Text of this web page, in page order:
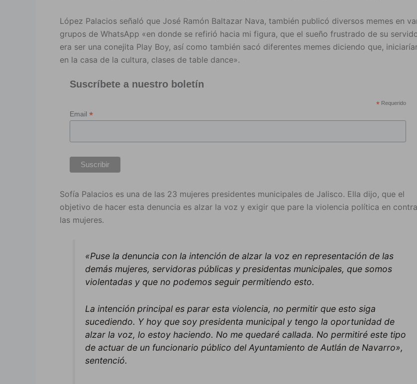
López Palacios señaló que José Ramón Baltazar Nava, también publicó diversos memes en
grupos de WhatsApp «en donde se refirió hacia mi figura, que el sueño frustrado de su
era ser una conejita Play Boy, así como también sacó diferentes memes diciendo que,
en la casa de la cultura, clases de table dance».
Suscríbete a nuestro boletín
* Requerido
Email *
Sofía Palacios es una de las 23 mujeres presidentes municipales de Jalisco. Ella dijo, que el
objetivo de hacer esta denuncia es alzar la voz y exigir que pare la violencia política en
las mujeres.
«Puse la denuncia con la intención de alzar la voz en representación de las
demás mujeres, servidoras públicas y presidentas municipales, que somos
violentadas y que no podemos seguir permitiendo esto.
La intención principal es parar esta violencia, no permitir que esto siga
sucediendo. Y hoy que soy presidenta municipal y tengo la oportunidad de
alzar la voz, lo estoy haciendo. No me quedaré callada. No permitiré este tipo
de actuar de un funcionario público del Ayuntamiento de Autlán de Navarro»,
sentenció.